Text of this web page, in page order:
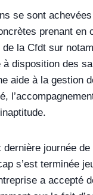
se sont
prenant en
la Cfdt sur
à disposition des
aide à la gestion
dernière journée
s’est terminée
a accepté